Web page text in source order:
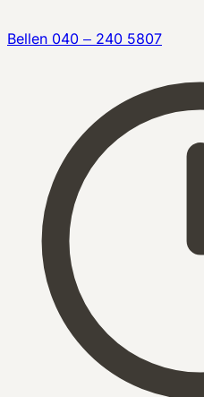
Bellen 040 – 240 5807